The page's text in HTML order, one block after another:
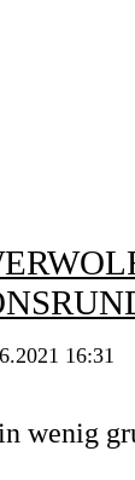
16:31
wenig